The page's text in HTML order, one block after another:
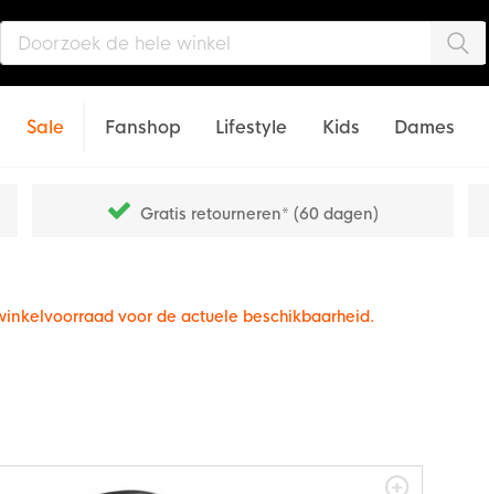
Sale Fanshop Lifestyle Kids Dames
Gratis retourneren* (60 dagen)
voor de actuele beschikbaarheid.